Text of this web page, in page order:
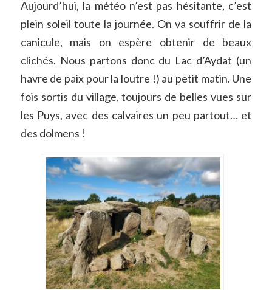
Aujourd’hui, la météo n’est pas hésitante, c’est
plein soleil toute la journée. On va souffrir de la
canicule, mais on espère obtenir de beaux
clichés. Nous partons donc du Lac d’Aydat (un
havre de paix pour la loutre !) au petit matin. Une
fois sortis du village, toujours de belles vues sur
les Puys, avec des calvaires un peu partout… et
des dolmens !